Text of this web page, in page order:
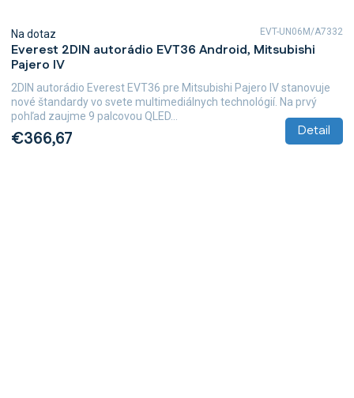
Everest 2DIN autorádio EVT36 Android, Mitsubishi
Pajero IV
Na dotaz
€366,67 Detail
2DIN autorádio Everest EVT36 pre Mitsubishi Pajero IV stanovuje
nové štandardy vo svete multimediálnych technológií. Na prvý
pohľad zaujme 9 palcovou QLED...
EVT-UN06M/A7332